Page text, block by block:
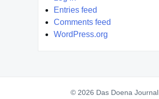
Entries feed
Comments feed
WordPress.org
© 2026 Das Doena Journal